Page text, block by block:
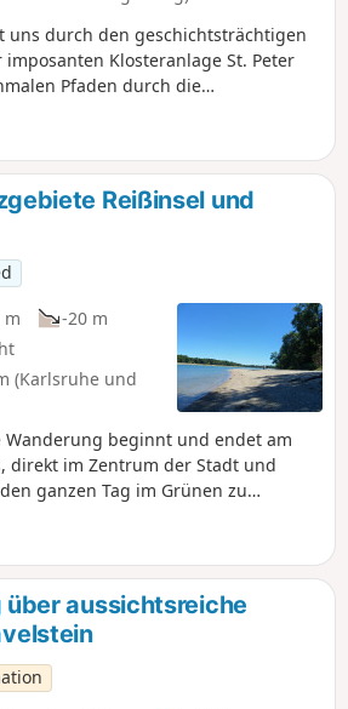
uns durch den geschichtsträchtigen
Klosteranlage St. Peter
Pfaden durch die
Reißinsel und
m
-20 m
(Karlsruhe und
Wanderung beginnt und endet am
direkt im Zentrum der Stadt und
ganzen Tag im Grünen zu
einzulegen und die Füße im
der Waldpark sortiert und
uns auf der Reißinsel ein
überlassen wird. Bitte beachtet
aufgrund der Brutzeit.
aussichtsreiche